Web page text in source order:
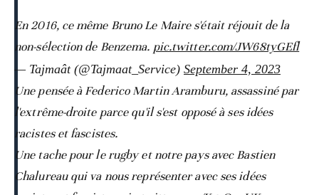
En 2016, ce même Bruno Le Maire s'était réjouit de la
non-sélection de Benzema. pic.twitter.com/JW68tyGEfl
— Tajmaât (@Tajmaat_Service) September 4, 2023
Une pensée à Federico Martin Aramburu, assassiné par
l'extrême-droite parce qu'il s'est opposé à ses idées
racistes et fascistes.
Une tache pour le rugby et notre pays avec Bastien
Chalureau qui va nous représenter avec ses idées